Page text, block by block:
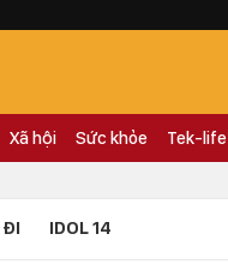
Xã hội Sức khỏe Tek-life
ĐI IDOL 14